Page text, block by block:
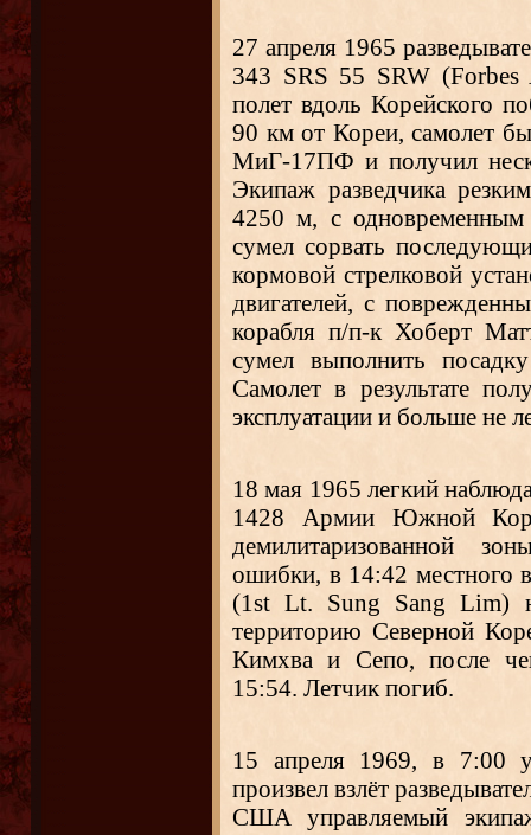
27 апреля 1965
343 SRS 55 SRW (Forbes
полет вдоль Корейского
90 км от Кореи, самолет
МиГ-17ПФ и получил
Экипаж разведчика
4250 м, с одновременным
сумел сорвать
кормовой стрелковой
двигателей, с
корабля п/п-к Хоберт
сумел выполнить
Самолет в результате
эксплуатации и больше не
18 мая 1965 легкий
1428 Армии Южной
демилитаризованной
ошибки, в 14:42 местного
(1st Lt. Sung Sang Lim)
территорию Северной
Кимхва и Сепо, после
15:54. Летчик погиб.
15 апреля 1969, в 7:00
произвел взлёт
США управляемый